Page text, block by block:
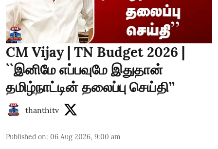
CM Vijay | TN Budget 2026 |
``இனிமே எப்பவுமே இதுதான்
தமிழ்நாட்டின் தலைப்பு செய்தி’’
thanthitv
Published on: 06 Aug 2026, 9:00 am